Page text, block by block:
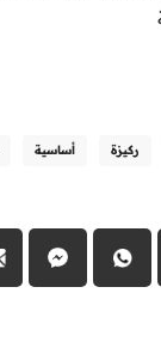
ركيزة أساسية